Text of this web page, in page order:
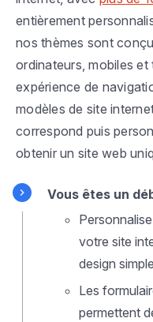
entièrement
nos thèmes sont
ordinateurs, mobiles
expérience de
modèles de site
correspond puis
obtenir un site web
Vous êtes un
votre site
design
Les
permettent